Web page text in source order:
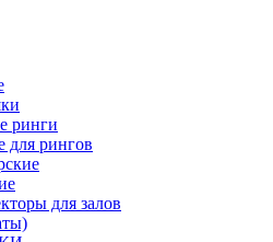
ринги
рингов
для залов